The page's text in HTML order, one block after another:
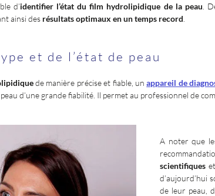
d’identifier l’état du film hydrolipidique de la peau .
ainsi des résultats optimaux en un temps record
et de l’état de peau
de manière précise et fiable, unappareil de
d’une grande fiabilité. Il permet au professionnel de
A noter que
scientifiques
d’aujourd’hui
de leur peau,